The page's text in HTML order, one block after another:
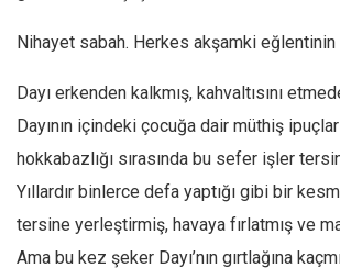
Nihayet sabah. Herkes akşamki eğlentinin
Dayı erkenden kalkmış, kahvaltısını
Dayının içindeki çocuğa dair müthiş
hokkabazlığı sırasında bu sefer işler
Yıllardır binlerce defa yaptığı gibi bir
tersine yerleştirmiş, havaya fırlatmış ve
Ama bu kez şeker Dayı’nın gırtlağına